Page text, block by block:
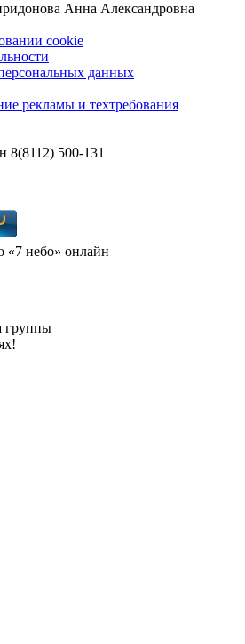
Анна Александровна
cookie
данных
рекламы и техтребования
8(8112) 500-131
«7 небо» онлайн
группы